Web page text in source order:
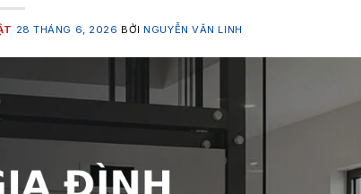
28 THÁNG 6, 2026 BỞI NGUYỄN VĂN LINH